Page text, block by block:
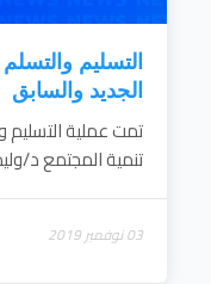
التسليم
الجديد والسابق
تمت عملية التسليم
تنمية المجتمع د/
03 نوفمبر 2019